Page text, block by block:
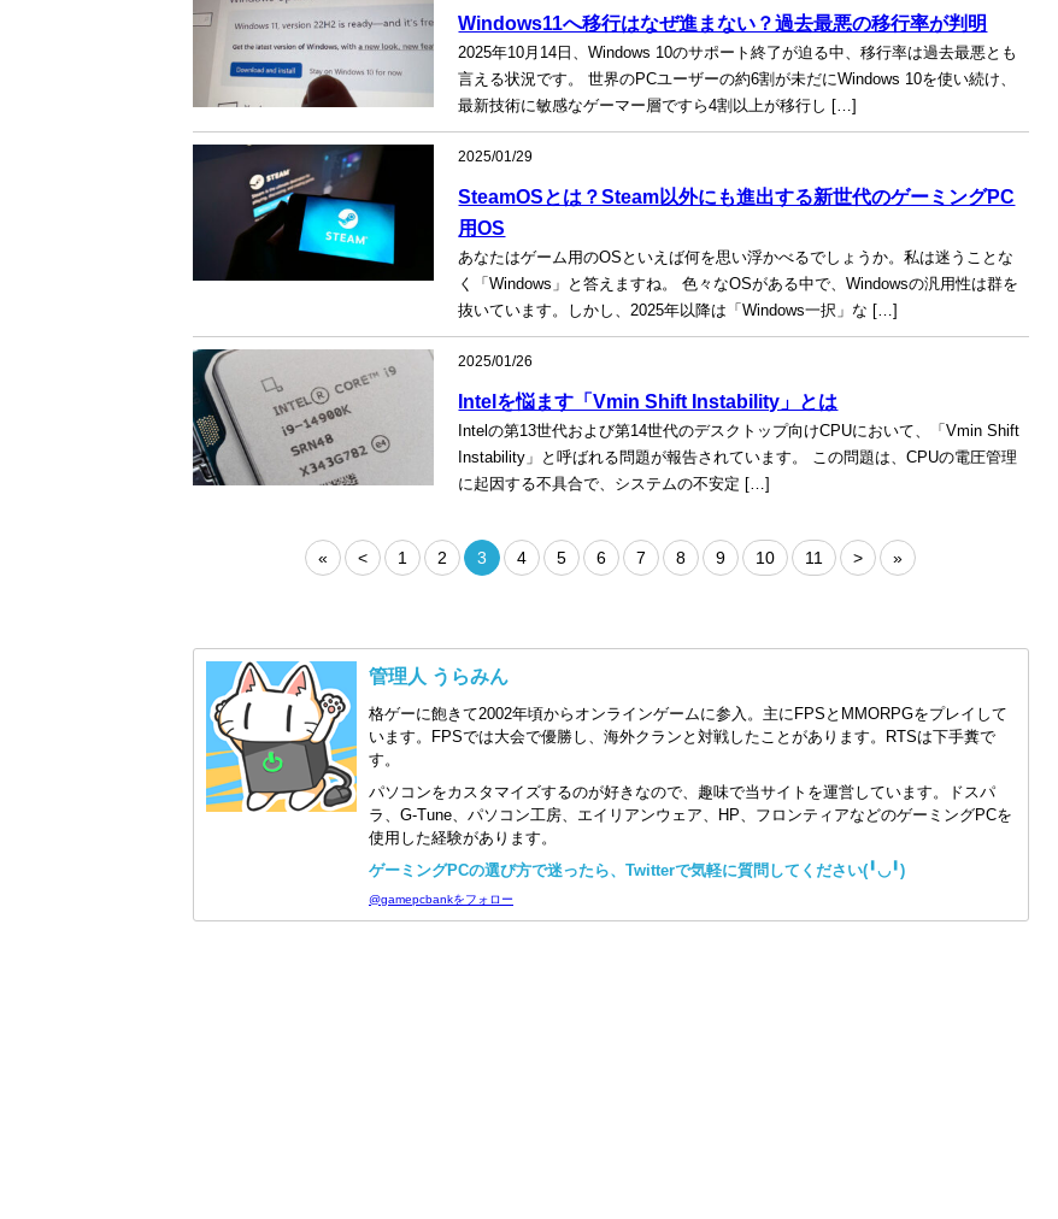
Windows11へ移行はなぜ進まない？過去最悪の移行率が判明
2025年10月14日、Windows 10のサポート終了が迫る中、移行率は過去最悪とも
言える状況です。 世界のPCユーザーの約6割が未だにWindows 10を使い続け、
最新技術に敏感なゲーマー層ですら4割以上が移行し […]
2025/01/29
SteamOSとは？Steam以外にも進出する新世代のゲーミングPC
用OS
あなたはゲーム用のOSといえば何を思い浮かべるでしょうか。私は迷うことな
く「Windows」と答えますね。 色々なOSがある中で、Windowsの汎用性は群を
抜いています。しかし、2025年以降は「Windows一択」な […]
2025/01/26
Intelを悩ます「Vmin Shift Instability」とは
Intelの第13世代および第14世代のデスクトップ向けCPUにおいて、「Vmin Shift
Instability」と呼ばれる問題が報告されています。 この問題は、CPUの電圧管理
に起因する不具合で、システムの不安定 […]
« < 1 2 3 4 5 6 7 8 9 10 11 > »
管理人 うらみん
格ゲーに飽きて2002年頃からオンラインゲームに参入。主にFPSとMMORPGをプレイして
います。FPSでは大会で優勝し、海外クランと対戦したことがあります。RTSは下手糞で
す。
パソコンをカスタマイズするのが好きなので、趣味で当サイトを運営しています。ドスパ
ラ、G-Tune、パソコン工房、エイリアンウェア、HP、フロンティアなどのゲーミングPCを
使用した経験があります。
ゲーミングPCの選び方で迷ったら、Twitterで気軽に質問してください(╹◡╹)
@gamepcbankをフォロー